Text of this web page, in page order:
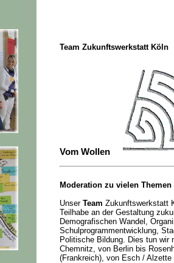
Team Zukunftswerkstatt Köln
Vom Wollen
Moderation zu vielen
Unser Team Zukunftswerkstatt
Teilhabe an der Gestaltung
Demografischen Wandel,
Schulprogrammentwicklung,
Politische Bildung. Dies tun wir
Chemnitz, von Berlin bis
(Frankreich), von Esch /